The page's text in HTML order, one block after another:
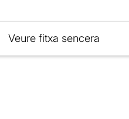
Veure fitxa sencera